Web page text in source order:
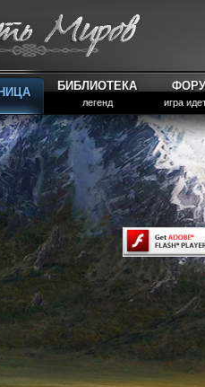
БИБЛИОТЕКА
легенд игра